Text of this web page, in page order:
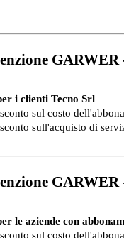
i clienti Tecno Srl
sul costo
sull'acquisto di
le aziende con
sul costo